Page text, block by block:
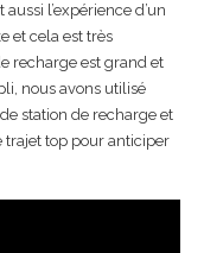
l’expérience d’un
et cela est très
recharge est grand et
nous avons utilisé
station de recharge et
trajet top pour anticiper